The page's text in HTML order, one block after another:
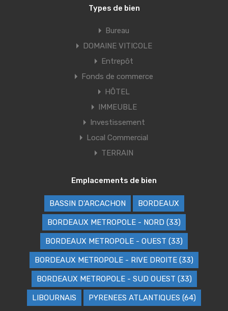
Types de bien
Bureau
DOMAINE VITICOLE
Entrepôt
Fonds de commerce
HÔTEL
IMMEUBLE
Investissement
Local Commercial
TERRAIN
Emplacements de bien
BASSIN D'ARCACHON BORDEAUX
BORDEAUX METROPOLE - NORD (33)
BORDEAUX METROPOLE - OUEST (33)
BORDEAUX METROPOLE - RIVE DROITE (33)
BORDEAUX METROPOLE - SUD OUEST (33)
LIBOURNAIS PYRENEES ATLANTIQUES (64)